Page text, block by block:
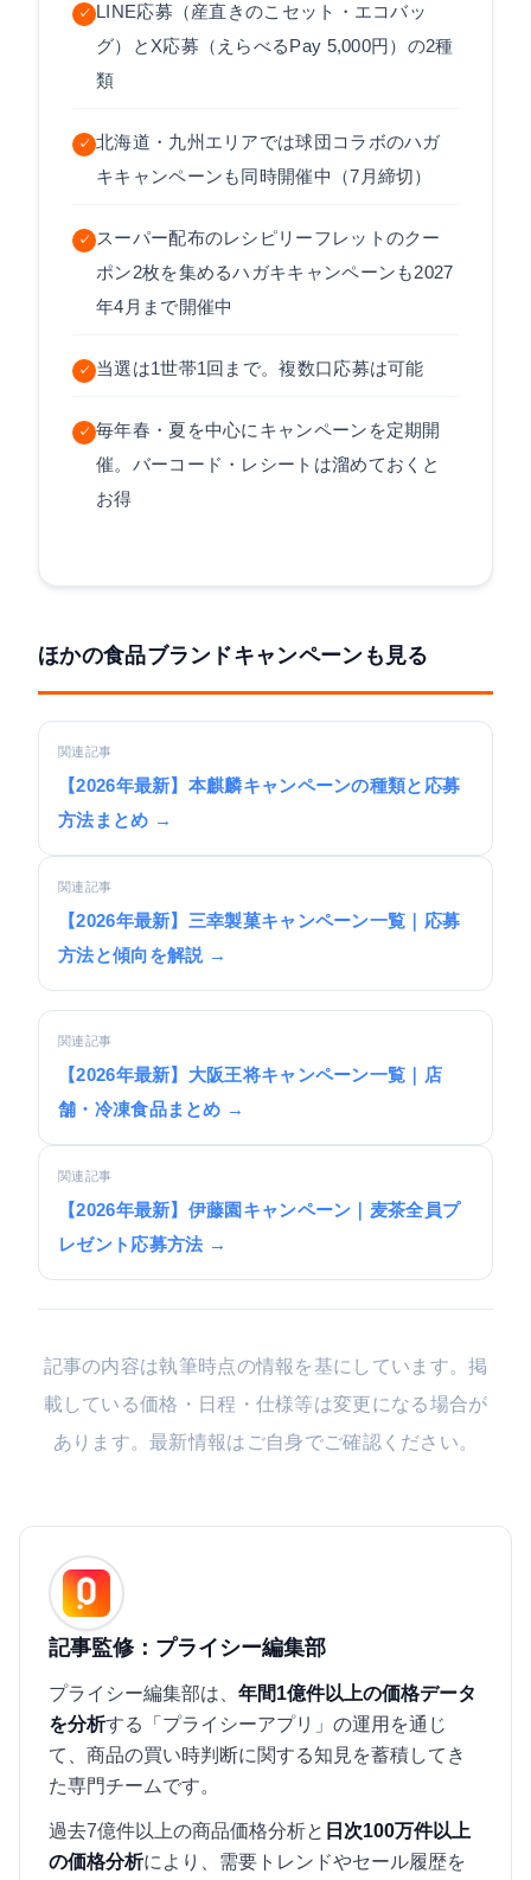
✓
LINE応募（産直きのこセット・エコバッ
グ）とX応募（えらべるPay 5,000円）の2種
類
✓ 北海道・九州エリアでは球団コラボのハガ
キキャンペーンも同時開催中（7月締切）
✓
スーパー配布のレシピリーフレットのクー
ポン2枚を集めるハガキキャンペーンも2027
年4月まで開催中
✓ 当選は1世帯1回まで。複数口応募は可能
✓ 毎年春・夏を中心にキャンペーンを定期開
催。バーコード・レシートは溜めておくと
お得
ほかの食品ブランドキャンペーンも見る
関連記事
【2026年最新】本麒麟キャンペーンの種類と応募
方法まとめ →
関連記事
【2026年最新】三幸製菓キャンペーン一覧｜応募
方法と傾向を解説 →
関連記事
【2026年最新】大阪王将キャンペーン一覧｜店
舗・冷凍食品まとめ →
関連記事
【2026年最新】伊藤園キャンペーン｜麦茶全員プ
レゼント応募方法 →
記事の内容は執筆時点の情報を基にしています。掲
載している価格・日程・仕様等は変更になる場合が
あります。最新情報はご自身でご確認ください。
記事監修：プライシー編集部
プライシー編集部は、 年間1億件以上の価格データ
を分析する「プライシーアプリ」の運用を通じ
て、商品の買い時判断に関する知見を蓄積してき
た専門チームです。
過去7億件以上の商品価格分析と 日次100万件以上
の価格分析により、需要トレンドやセール履歴を